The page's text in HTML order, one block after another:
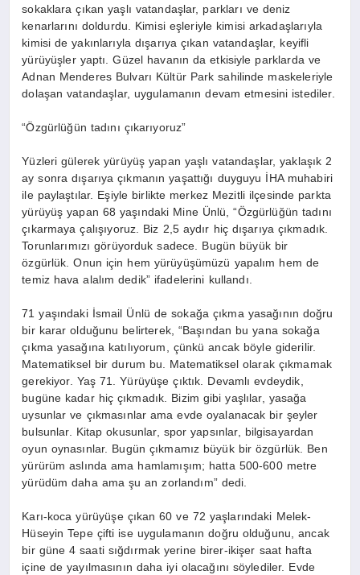
sokaklara çıkan yaşlı vatandaşlar, parkları ve deniz
kenarlarını doldurdu. Kimisi eşleriyle kimisi arkadaşlarıyla
kimisi de yakınlarıyla dışarıya çıkan vatandaşlar, keyifli
yürüyüşler yaptı. Güzel havanın da etkisiyle parklarda ve
Adnan Menderes Bulvarı Kültür Park sahilinde maskeleriyle
dolaşan vatandaşlar, uygulamanın devam etmesini istediler.
“Özgürlüğün tadını çıkarıyoruz”
Yüzleri gülerek yürüyüş yapan yaşlı vatandaşlar, yaklaşık 2
ay sonra dışarıya çıkmanın yaşattığı duyguyu İHA muhabiri
ile paylaştılar. Eşiyle birlikte merkez Mezitli ilçesinde parkta
yürüyüş yapan 68 yaşındaki Mine Ünlü, “Özgürlüğün tadını
çıkarmaya çalışıyoruz. Biz 2,5 aydır hiç dışarıya çıkmadık.
Torunlarımızı görüyorduk sadece. Bugün büyük bir
özgürlük. Onun için hem yürüyüşümüzü yapalım hem de
temiz hava alalım dedik” ifadelerini kullandı.
71 yaşındaki İsmail Ünlü de sokağa çıkma yasağının doğru
bir karar olduğunu belirterek, “Başından bu yana sokağa
çıkma yasağına katılıyorum, çünkü ancak böyle giderilir.
Matematiksel bir durum bu. Matematiksel olarak çıkmamak
gerekiyor. Yaş 71. Yürüyüşe çıktık. Devamlı evdeydik,
bugüne kadar hiç çıkmadık. Bizim gibi yaşlılar, yasağa
uysunlar ve çıkmasınlar ama evde oyalanacak bir şeyler
bulsunlar. Kitap okusunlar, spor yapsınlar, bilgisayardan
oyun oynasınlar. Bugün çıkmamız büyük bir özgürlük. Ben
yürürüm aslında ama hamlamışım; hatta 500-600 metre
yürüdüm daha ama şu an zorlandım” dedi.
Karı-koca yürüyüşe çıkan 60 ve 72 yaşlarındaki Melek-
Hüseyin Tepe çifti ise uygulamanın doğru olduğunu, ancak
bir güne 4 saati sığdırmak yerine birer-ikişer saat hafta
içine de yayılmasının daha iyi olacağını söylediler. Evde